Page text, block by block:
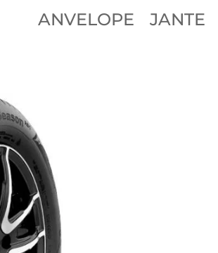
ANVELOPE JANTE